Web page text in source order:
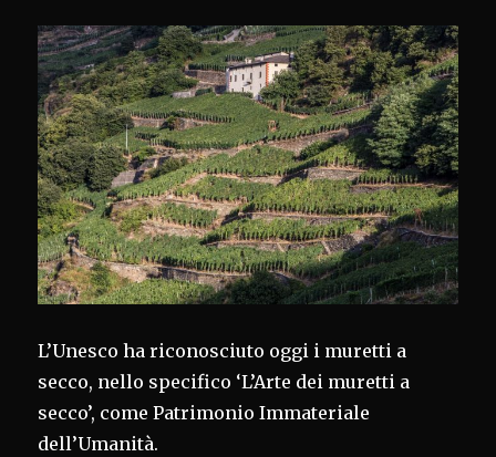
L’Unesco ha riconosciuto oggi i muretti a
secco, nello specifico ‘L’Arte dei muretti a
secco’, come Patrimonio Immateriale
dell’Umanità.